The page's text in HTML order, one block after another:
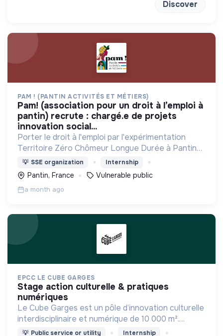
Discover
PAM ! (PANTIN ACTIVITÉS ET MÉTIERS)
pam! (association pour un droit à l’emploi à
pantin) recrute : chargé.e de projets
innovation social...
Porter le droit à l'emploi par l'expérimentation
Territoire Zéro Chômeur Longue Durée à Pantin
(Quartier des 4 Chemins) : créer des emplois
dignes, durables et utiles au territoire
💡 SSE organization Internship
Pantin, France Vulnerable public
a month ago
EPCC LE CUBE GARGES
stage action culturelle & pratiques
numériques
Le Cube Garges est un pôle d’innovation culturelle
interdisciplinaire et numérique de 10 000 m².
Moteur du renouveau créatif, il allie découverte,
💡 Public service or utility Internship